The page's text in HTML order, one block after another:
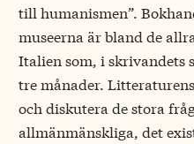
till humanismen”.
museerna är bland de
Italien som, i skrivandets
tre månader.
och diskutera de stora
allmänmänskliga, det